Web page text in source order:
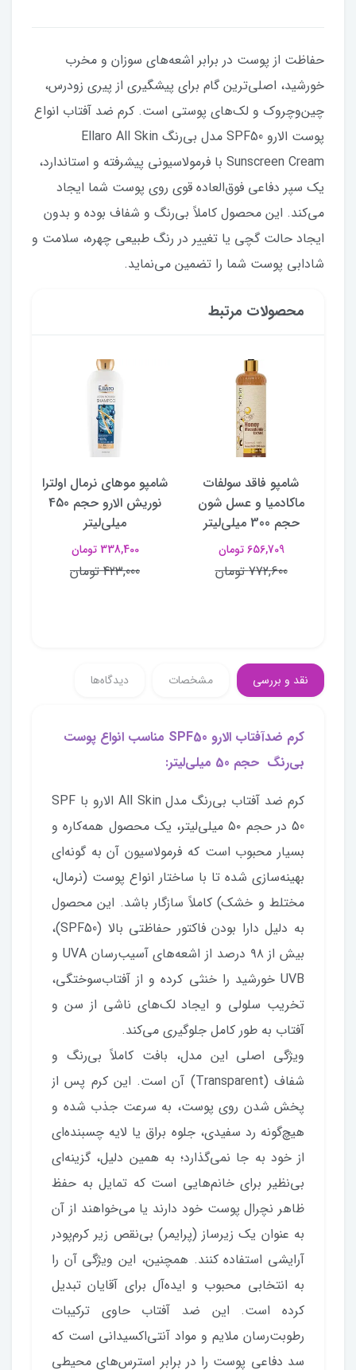
حفاظت از پوست در برابر اشعه‌های سوزان و مخرب
خورشید، اصلی‌ترین گام برای پیشگیری از پیری زودرس،
چین‌وچروک و لک‌های پوستی است. کرم ضد آفتاب انواع
پوست الارو SPF50 مدل بی‌رنگ Ellaro All Skin
Sunscreen Cream با فرمولاسیونی پیشرفته و استاندارد،
یک سپر دفاعی فوق‌العاده قوی روی پوست شما ایجاد
می‌کند. این محصول کاملاً بی‌رنگ و شفاف بوده و بدون
ایجاد حالت گچی یا تغییر در رنگ طبیعی چهره، سلامت و
شادابی پوست شما را تضمین می‌نماید.
محصولات مرتبط
شامپو فاقد سولفات
ماکادمیا و عسل شون
حجم 300 میلی‌لیتر
656,709 تومان
772,600 تومان
شامپو موهای نرمال اولترا
نوریش الارو حجم 450
میلی‌لیتر
338,400 تومان
423,000 تومان
نقد و بررسی مشخصات دیدگاه‌ها
کرم ضدآفتاب الارو SPF50 مناسب انواع پوست
بی‌رنگ حجم 50 میلی‌لیتر:
کرم ضد آفتاب بی‌رنگ مدل All Skin الارو با SPF
50 در حجم ۵۰ میلی‌لیتر، یک محصول همه‌کاره و
بسیار محبوب است که فرمولاسیون آن به گونه‌ای
بهینه‌سازی شده تا با ساختار انواع پوست (نرمال،
مختلط و خشک) کاملاً سازگار باشد. این محصول
به دلیل دارا بودن فاکتور حفاظتی بالا (SPF50)،
بیش از ۹۸ درصد از اشعه‌های آسیب‌رسان UVA و
UVB خورشید را خنثی کرده و از آفتاب‌سوختگی،
تخریب سلولی و ایجاد لک‌های ناشی از سن و
آفتاب به طور کامل جلوگیری می‌کند.
ویژگی اصلی این مدل، بافت کاملاً بی‌رنگ و
شفاف (Transparent) آن است. این کرم پس از
پخش شدن روی پوست، به سرعت جذب شده و
هیچ‌گونه رد سفیدی، جلوه براق یا لایه چسبنده‌ای
از خود به جا نمی‌گذارد؛ به همین دلیل، گزینه‌ای
بی‌نظیر برای خانم‌هایی است که تمایل به حفظ
ظاهر نچرال پوست خود دارند یا می‌خواهند از آن
به عنوان یک زیرساز (پرایمر) بی‌نقص زیر کرم‌پودر
آرایشی استفاده کنند. همچنین، این ویژگی آن را
به انتخابی محبوب و ایده‌آل برای آقایان تبدیل
کرده است. این ضد آفتاب حاوی ترکیبات
رطوبت‌رسان ملایم و مواد آنتی‌اکسیدانی است که
سد دفاعی پوست را در برابر استرس‌های محیطی